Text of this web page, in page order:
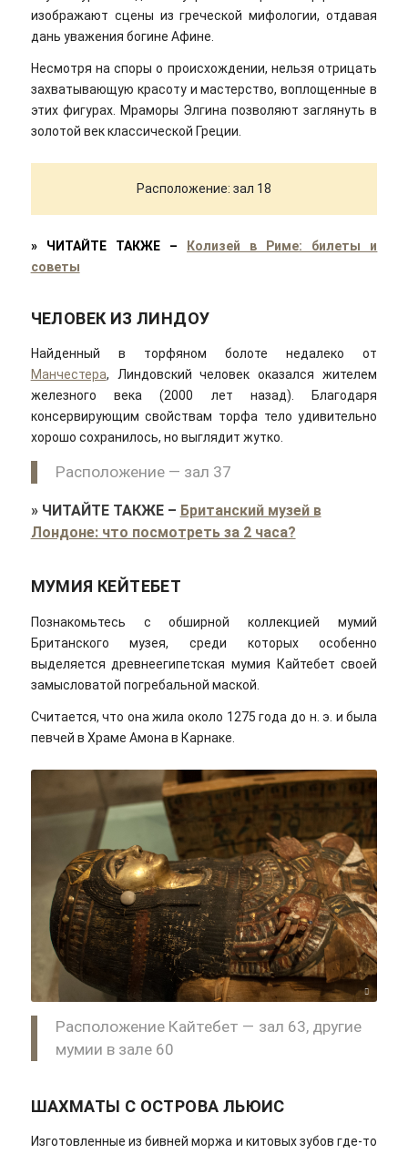
изображают сцены из греческой мифологии, отдавая
дань уважения богине Афине.
Несмотря на споры о происхождении, нельзя отрицать
захватывающую красоту и мастерство, воплощенные в
этих фигурах. Мраморы Элгина позволяют заглянуть в
золотой век классической Греции.
Расположение: зал 18
» ЧИТАЙТЕТАКЖЕ –
Колизей в Риме: билеты и
советы
ЧЕЛОВЕК ИЗ ЛИНДОУ
Найденный в торфяном болоте недалеко от
Манчестера, Линдовский человек оказался жителем
железного века (2000 лет назад). Благодаря
консервирующим свойствам торфа тело удивительно
хорошо сохранилось, но выглядит жутко.
Расположение — зал 37
» ЧИТАЙТЕ ТАКЖЕ– Британский музей в
Лондоне: что посмотреть за 2 часа?
МУМИЯ КЕЙТЕБЕТ
Познакомьтесь с обширной коллекцией мумий
Британского музея, среди которых особенно
выделяется древнеегипетская мумия Кайтебет своей
замысловатой погребальной маской.
Считается, что она жила около 1275 года до н. э. и была
певчей в Храме Амона в Карнаке.
Shriram Rajagopalan/flickr/Cc-by 2.0
Расположение Кайтебет — зал 63, другие
мумии в зале 60
ШАХМАТЫ С ОСТРОВА ЛЬЮИС
Изготовленные из бивней моржа и китовых зубов где-то